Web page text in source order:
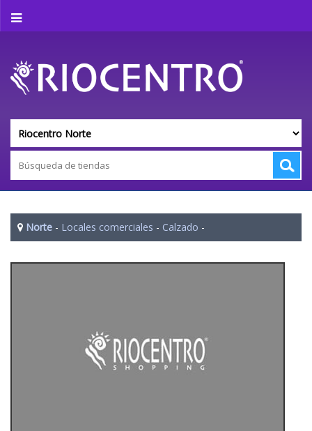
Norte - Locales comerciales - Calzado -